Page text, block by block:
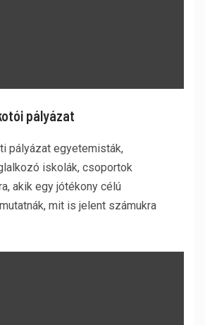
pályázat
pályázat egyetemisták,
iskolák, csoportok
akik egy jótékony célú
mit is jelent számukra